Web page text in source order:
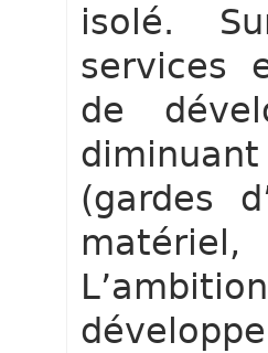
isolé.
services
de
(gardes